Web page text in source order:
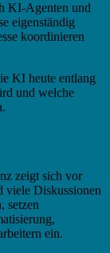
KI-Agenten und
eigenständig
koordinieren
KI heute entlang
und welche
zeigt sich vor
viele Diskussionen
setzen
ein.